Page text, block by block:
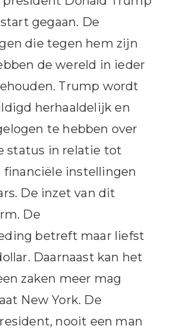
gegaan. De
die tegen hem zijn
de wereld in ieder
Trump wordt
herhaaldelijk en
te hebben over
status in relatie tot
financiële instellingen
De inzet van dit
De
betreft maar liefst
Daarnaast kan het
zaken meer mag
New York. De
nooit een man